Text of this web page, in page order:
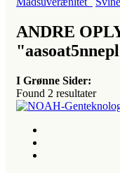
ANDRE
I Grønne Sider:
Found 2 resultater